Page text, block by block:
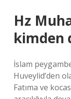
Hz
kimden
İslam
Huveylid’den
Fatıma ve